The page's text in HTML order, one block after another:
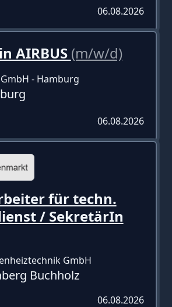
06.08.2026
AIRBUS (m/w/d)
- Hamburg
06.08.2026
für techn.
/ SekretärIn
GmbH
Buchholz
06.08.2026